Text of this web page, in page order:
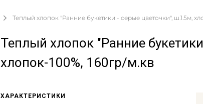
Теплый хлопок "Ранние букетики - серые цветочки", ш.1.5м,
Теплый хлопок "Ранние
хлопок-100%, 160гр/м.кв
ХАРАКТЕРИСТИКИ